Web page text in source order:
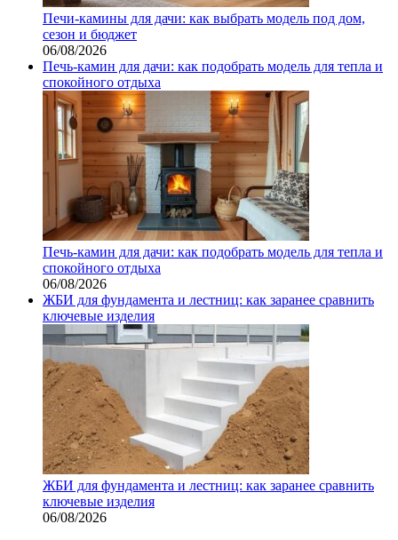
Печи-камины для дачи: как выбрать модель под дом,
сезон и бюджет
06/08/2026
Печь-камин для дачи: как подобрать модель для тепла и
спокойного отдыха
Печь-камин для дачи: как подобрать модель для тепла и
спокойного отдыха
06/08/2026
ЖБИ для фундамента и лестниц: как заранее сравнить
ключевые изделия
ЖБИ для фундамента и лестниц: как заранее сравнить
ключевые изделия
06/08/2026